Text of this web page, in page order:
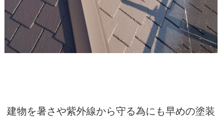
建物を暑さや紫外線から守る為にも早めの塗装